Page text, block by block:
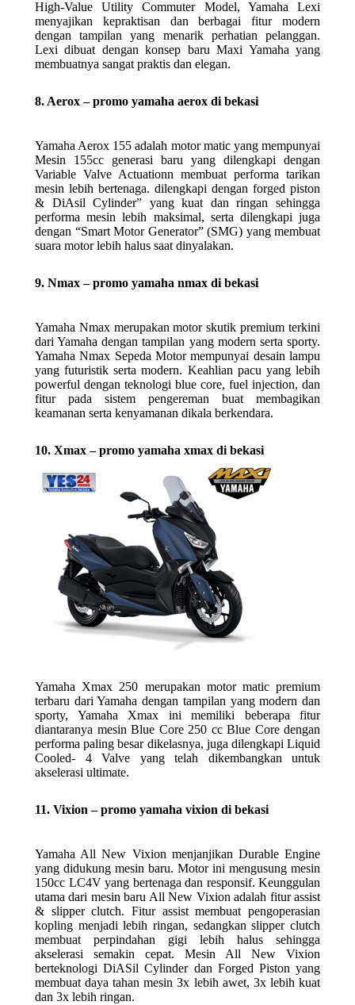
High-Value Utility Commuter Model, Yamaha Lexi
menyajikan kepraktisan dan berbagai fitur modern
dengan tampilan yang menarik perhatian pelanggan.
Lexi dibuat dengan konsep baru Maxi Yamaha yang
membuatnya sangat praktis dan elegan.
8. Aerox – promo yamaha aerox di bekasi
Yamaha Aerox 155 adalah motor matic yang mempunyai
Mesin 155cc generasi baru yang dilengkapi dengan
Variable Valve Actuationn membuat performa tarikan
mesin lebih bertenaga. dilengkapi dengan forged piston
& DiAsil Cylinder” yang kuat dan ringan sehingga
performa mesin lebih maksimal, serta dilengkapi juga
dengan “Smart Motor Generator” (SMG) yang membuat
suara motor lebih halus saat dinyalakan.
9. Nmax – promo yamaha nmax di bekasi
Yamaha Nmax merupakan motor skutik premium terkini
dari Yamaha dengan tampilan yang modern serta sporty.
Yamaha Nmax Sepeda Motor mempunyai desain lampu
yang futuristik serta modern. Keahlian pacu yang lebih
powerful dengan teknologi blue core, fuel injection, dan
fitur pada sistem pengereman buat membagikan
keamanan serta kenyamanan dikala berkendara.
10. Xmax – promo yamaha xmax di bekasi
Yamaha Xmax 250 merupakan motor matic premium
terbaru dari Yamaha dengan tampilan yang modern dan
sporty, Yamaha Xmax ini memiliki beberapa fitur
diantaranya mesin Blue Core 250 cc Blue Core dengan
performa paling besar dikelasnya, juga dilengkapi Liquid
Cooled- 4 Valve yang telah dikembangkan untuk
akselerasi ultimate.
11. Vixion – promo yamaha vixion di bekasi
Yamaha All New Vixion menjanjikan Durable Engine
yang didukung mesin baru. Motor ini mengusung mesin
150cc LC4V yang bertenaga dan responsif. Keunggulan
utama dari mesin baru All New Vixion adalah fitur assist
& slipper clutch. Fitur assist membuat pengoperasian
kopling menjadi lebih ringan, sedangkan slipper clutch
membuat perpindahan gigi lebih halus sehingga
akselerasi semakin cepat. Mesin All New Vixion
berteknologi DiASil Cylinder dan Forged Piston yang
membuat daya tahan mesin 3x lebih awet, 3x lebih kuat
dan 3x lebih ringan.